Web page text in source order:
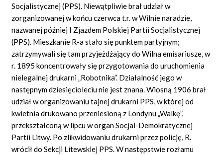
Socjalistycznej (PPS). Niewątpliwie brał udział w
zorganizowanej w końcu czerwca t.r. w Wilnie naradzie,
nazwanej później I Zjazdem Polskiej Partii Socjalistycznej
(PPS). Mieszkanie R-a stało się punktem partyjnym;
zatrzymywali się tam przyjeżdżający do Wilna emisariusze, w
r. 1895 koncentrowały się przygotowania do uruchomienia
nielegalnej drukarni „Robotnika”. Działalność jego w
następnym dziesięcioleciu nie jest znana. Wiosną 1906 brał
udział w organizowaniu tajnej drukarni PPS, w której od
kwietnia drukowano przeniesioną z Londynu „Walkę”,
przekształconą w lipcu w organ Socjal-Demokratycznej
Partii Litwy. Po zlikwidowaniu drukarni przez policję, R.
wrócił do Sekcji Litewskiej PPS. W następstwie rozłamu